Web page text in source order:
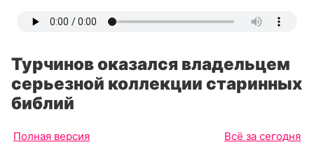
Турчинов оказался владельцем
серьезной коллекции старинных
библий
Полная версия Всё за сегодня